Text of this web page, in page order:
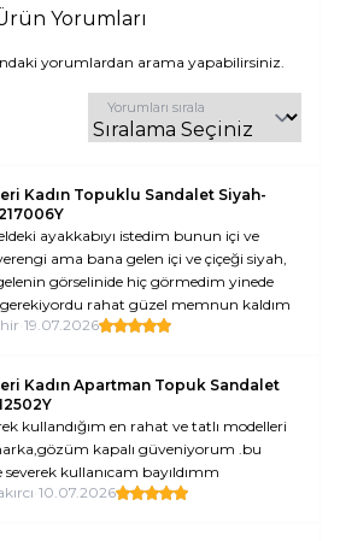
Yorumları
yorumlardan arama yapabilirsiniz.
Yorumları sırala
Kadın Topuklu Sandalet Siyah-
ayakkabıyı istedim bunun içi ve
ama bana gelen içi ve çiçeği siyah,
görselinide hiç görmedim yinede
rahat güzel memnun kaldım
19.07.2026
Kadın Apartman Topuk Sandalet
kullandığım en rahat ve tatlı modelleri
kapalı güveniyorum .bu
severek kullanıcam bayıldımm
10.07.2026